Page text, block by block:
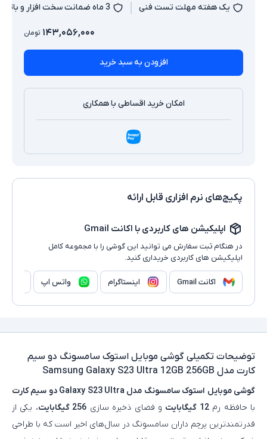
یک هفته مهلت تست فنی 3 ماه ضمانت سخت افزار و باتری
۱۴۳,۰۵۶,۰۰۰ تومان
افزودن به سبد خرید
امکان خرید اقساطی با همکاری
پکیج‌های نرم افزاری قابل ارائه
اپلیکیشن های کاربردی با اکانت Gmail
در هنگام ثبت سفارش می توانید این گوشی را با مجموعه کامل
اپلیکیشن های کاربردی خریداری کنید.
اکانت Gmail اینستاگرام واتس اپ
توضیحات تکمیلی گوشی موبایل استوک سامسونگ دو سیم
کارت مدل Samsung Galaxy S23 Ultra 12GB 256GB
گوشی موبایل استوک سامسونگ مدل Galaxy S23 Ultra دو سیم کارت
با حافظه رم12 گیگابایت و فضای ذخیره‌ سازی 256 گیگابایت
، یکی از
قدرتمندترین پرچم‌ داران سامسونگ در سال‌های اخیر است که با طراحی